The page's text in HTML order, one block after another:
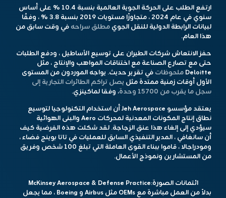
ارتفع الطلب على الحركة الجوية العالمية بنسبة 10.4 ٪ على أساس
سنوي في عام 2024 ، متجاوزًا مستويات 2019 بنسبة 3.8 ٪ ، وفقًا
لبيانات الرابطة الدولية للنقل الجويمطلق سراحهفي وقت سابق من
هذا العام.
حفز الانتعاش شركات الطيران على توسيع الأساطيل ، ودفع الطلبات
حتى مع تصارع الصناعة مع اختناقات المواهب والإنتاج ، مثل
Deloitteملحوظاتفي تقرير حديث. يواجه الموردون من المستوى
الأول أوقات زمنية ممتدة مثل يصل تراكم الطائرات التجارية إلى
سجل ما يقرب من 15700 وحدة
، وفقا لماكينزي.
يعتقد مؤسسو Jeh Aerospace أن استخدام التكنولوجيا لتوسيع
نطاق إنتاج المكونات المعدنية لمحركات Aero والبنى الهوائية
سيؤدي إلى إلغاء هذا عنق الزجاجة. لقد شكلت هذه الفرضية كيف
أن سانغافي ، المدير التنفيذي السابق للعمليات في تاتا بوينج فضاء ،
ومودراجالا ، قاموا ببناء القوى العاملة التي تبلغ 100 شخص وفريق
من المستشارين ونموذج الأعمال.
ائتمانات الصورة:McKinsey Aerospace & Defense Practice
بدلاً من العمل مباشرة مع OEMs مثل Airbus و Boeing ، مما يجعل